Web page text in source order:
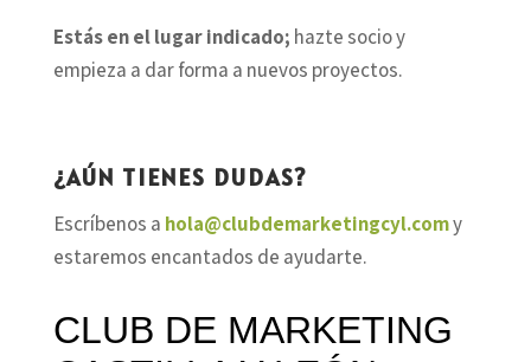
Estás en el lugar indicado; hazte socio y
empieza a dar forma a nuevos proyectos.
¿AÚN TIENES DUDAS?
Escríbenos a hola@clubdemarketingcyl.comy
estaremos encantados de ayudarte.